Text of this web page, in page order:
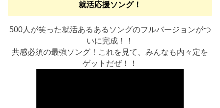
就活応援ソング！
500人が笑った就活あるあるソングのフルバージョンがつ
いに完成！！
共感必須の最強ソング！これを見て、みんなも内々定を
ゲットだぜ！！